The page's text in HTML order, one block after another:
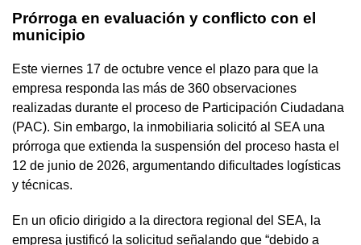
Prórroga en evaluación y conflicto con el
municipio
Este viernes 17 de octubre vence el plazo para que la
empresa responda las más de 360 observaciones
realizadas durante el proceso de Participación Ciudadana
(PAC). Sin embargo, la inmobiliaria solicitó al SEA una
prórroga que extienda la suspensión del proceso hasta el
12 de junio de 2026, argumentando dificultades logísticas
y técnicas.
En un oficio dirigido a la directora regional del SEA, la
empresa justificó la solicitud señalando que “debido a